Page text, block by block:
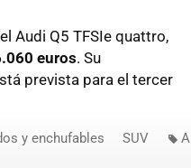
Audi Q5 TFSIe quattro,
euros. Su
prevista para el tercer
y enchufables SUV